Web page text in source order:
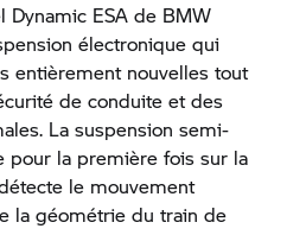
Dynamic ESA de BMW
électronique qui
entièrement nouvelles tout
de conduite et des
La suspension semi-
pour la première fois sur la
le mouvement
la géométrie du train de